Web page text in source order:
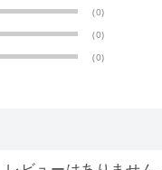
(0)
(0)
(0)